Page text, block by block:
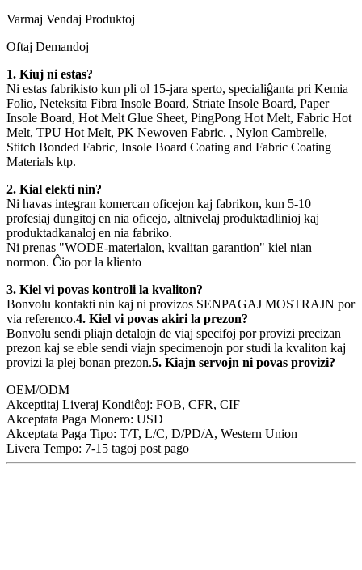
Varmaj Vendaj Produktoj
Oftaj Demandoj
1. Kiuj ni estas?
Ni estas fabrikisto kun pli ol 15-jara sperto, specialiĝanta pri Kemia
Folio, Neteksita Fibra Insole Board, Striate Insole Board, Paper
Insole Board, Hot Melt Glue Sheet, PingPong Hot Melt, Fabric Hot
Melt, TPU Hot Melt, PK Newoven Fabric. , Nylon Cambrelle,
Stitch Bonded Fabric, Insole Board Coating and Fabric Coating
Materials ktp.
2. Kial elekti nin?
Ni havas integran komercan oficejon kaj fabrikon, kun 5-10
profesiaj dungitoj en nia oficejo, altnivelaj produktadlinioj kaj
produktadkanaloj en nia fabriko.
Ni prenas "WODE-materialon, kvalitan garantion" kiel nian
normon. Ĉio por la kliento
3. Kiel vi povas kontroli la kvaliton?
Bonvolu kontakti nin kaj ni provizos SENPAGAJ MOSTRAJN por
via referenco.4. Kiel vi povas akiri la prezon?
Bonvolu sendi pliajn detalojn de viaj specifoj por provizi precizan
prezon kaj se eble sendi viajn specimenojn por studi la kvaliton kaj
provizi la plej bonan prezon.5. Kiajn servojn ni povas provizi?
OEM/ODM
Akceptitaj Liveraj Kondiĉoj: FOB, CFR, CIF
Akceptata Paga Monero: USD
Akceptata Paga Tipo: T/T, L/C, D/PD/A, Western Union
Livera Tempo: 7-15 tagoj post pago